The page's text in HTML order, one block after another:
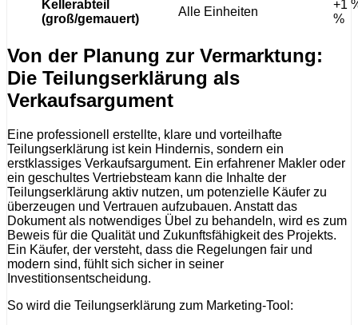
Kellerabteil
(groß/gemauert)
Alle Einheiten
+1
%
Von der Planung zur Vermarktung:
Die Teilungserklärung als
Verkaufsargument
Eine professionell erstellte, klare und vorteilhafte
Teilungserklärung ist kein Hindernis, sondern ein
erstklassiges Verkaufsargument. Ein erfahrener Makler oder
ein geschultes Vertriebsteam kann die Inhalte der
Teilungserklärung aktiv nutzen, um potenzielle Käufer zu
überzeugen und Vertrauen aufzubauen. Anstatt das
Dokument als notwendiges Übel zu behandeln, wird es zum
Beweis für die Qualität und Zukunftsfähigkeit des Projekts.
Ein Käufer, der versteht, dass die Regelungen fair und
modern sind, fühlt sich sicher in seiner
Investitionsentscheidung.
So wird die Teilungserklärung zum Marketing-Tool: